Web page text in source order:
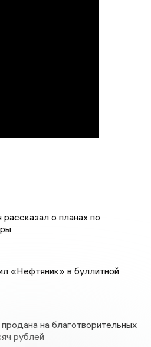
о планах по
«Нефтяник» в буллитной
на благотворительных
рублей